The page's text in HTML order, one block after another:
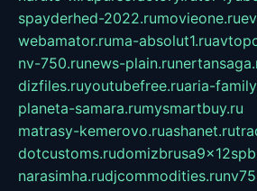
spayderhed-2022.rumovieone.ru
webamator.ruma-absolut1.ru
nv-750.runews-plain.ru
dizfiles.ruyoutubefree.ruaria-
planeta-samara.rumysmartbuy.ru
matrasy-kemerovo.ruashanet.ru
dotcustoms.ru
narasimha.rudjcommodities.ru